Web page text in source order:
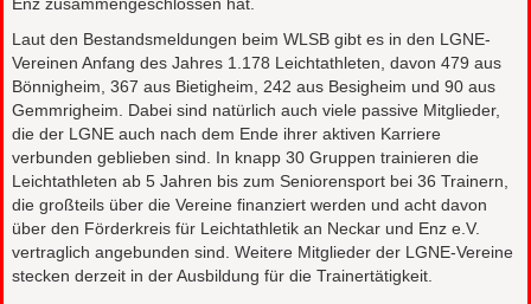
Enz zusammengeschlossen hat.
Laut den Bestandsmeldungen beim WLSB gibt es in den LGNE-
Vereinen Anfang des Jahres 1.178 Leichtathleten, davon 479 aus
Bönnigheim, 367 aus Bietigheim, 242 aus Besigheim und 90 aus
Gemmrigheim. Dabei sind natürlich auch viele passive Mitglieder,
die der LGNE auch nach dem Ende ihrer aktiven Karriere
verbunden geblieben sind. In knapp 30 Gruppen trainieren die
Leichtathleten ab 5 Jahren bis zum Seniorensport bei 36 Trainern,
die großteils über die Vereine finanziert werden und acht davon
über den Förderkreis für Leichtathletik an Neckar und Enz e.V.
vertraglich angebunden sind. Weitere Mitglieder der LGNE-Vereine
stecken derzeit in der Ausbildung für die Trainertätigkeit.